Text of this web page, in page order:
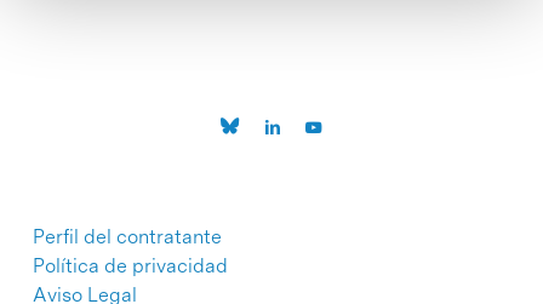
Perfil del contratante
Política de privacidad
Aviso Legal